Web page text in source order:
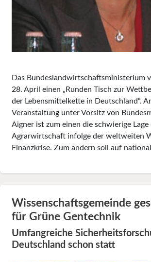
Das Bundeslandwirtschaftsministerium
28. April einen „Runden Tisch zur
der Lebensmittelkette in Deutschland“.
Veranstaltung unter Vorsitz von
Aigner ist zum einen die schwierige Lage
Agrarwirtschaft infolge der weltweiten
Finanzkrise. Zum andern soll auf
Wissenschaftsgemeinde
für Grüne Gentechnik
Umfangreiche
Deutschland schon statt